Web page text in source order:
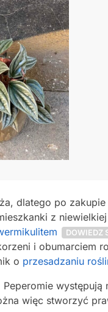
dlatego po
z
DOWIEDZ
i obumarciem
o przesadzaniu
więc stworzyć